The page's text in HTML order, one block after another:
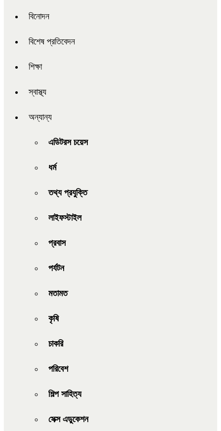
বিনোদন
বিশেষ প্রতিবেদন
শিক্ষা
স্বাস্থ্য
অন্যান্য
এডিটরস চয়েস
ধর্ম
তথ্য প্রযুক্তি
লাইফস্টাইল
প্রবাস
পর্যটন
মতামত
কৃষি
চাকরি
পরিবেশ
শিল্প সাহিত্য
সেক্স এডুকেশন